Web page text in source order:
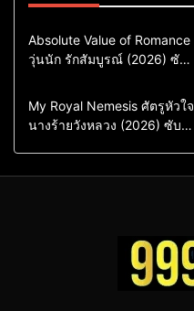
Comedy
Drama
ซีรี่ย์เกาหลี
ซีรี่ย์เกาหลีพากย์ไทย
Absolute Value of Romance
วุ่นนัก รักสัมบูรณ์ (2026) ซับ
Comedy
Drama
Sci-Fi & Fantasy
My Royal Nemesis ศัตรูหัวใจ
นางร้ายวังหลวง (2026) ซับ